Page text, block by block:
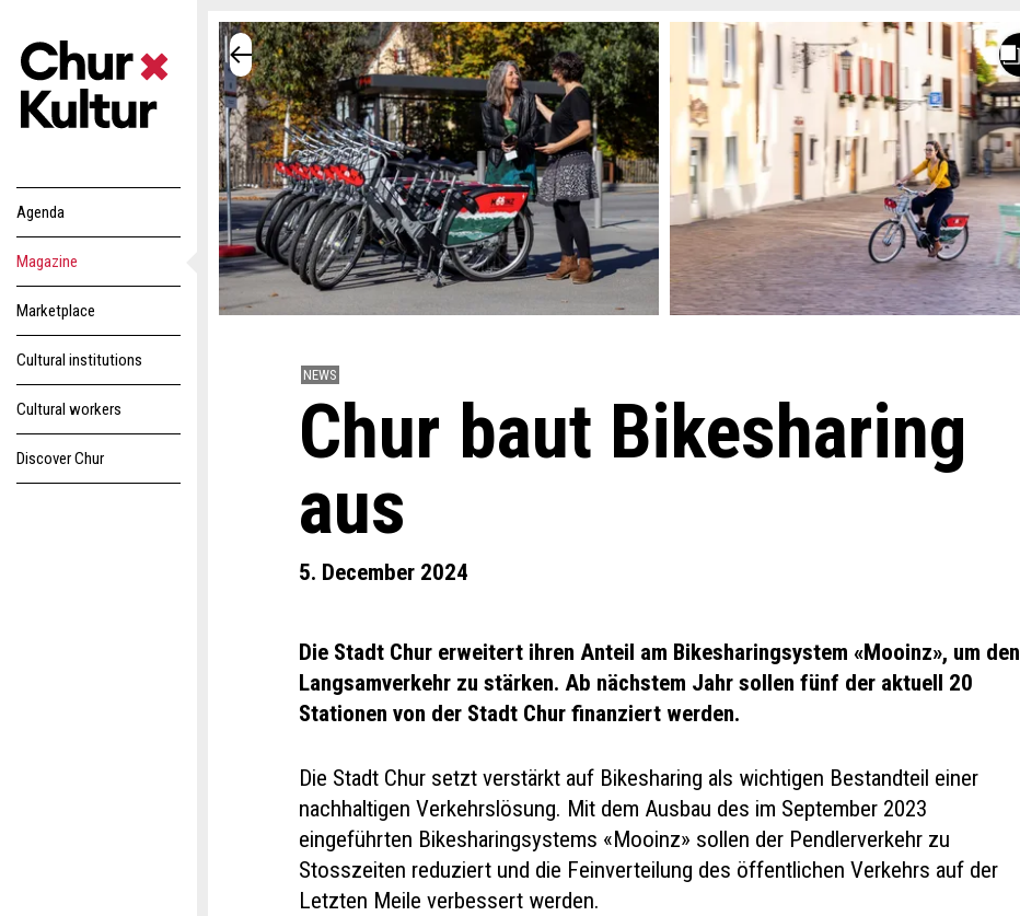
Agenda
Magazine
Marketplace
Cultural institutions
Cultural workers
Discover Chur
NEWS
Chur baut Bikesharing
aus
5. December 2024
Die Stadt Chur erweitert ihren Anteil am Bikesharingsystem «Mooinz», um den
Langsamverkehr zu stärken. Ab nächstem Jahr sollen fünf der aktuell 20
Stationen von der Stadt Chur finanziert werden.
Die Stadt Chur setzt verstärkt auf Bikesharing als wichtigen Bestandteil einer
nachhaltigen Verkehrslösung. Mit dem Ausbau des im September 2023
eingeführten Bikesharingsystems «Mooinz» sollen der Pendlerverkehr zu
Stosszeiten reduziert und die Feinverteilung des öffentlichen Verkehrs auf der
Letzten Meile verbessert werden.